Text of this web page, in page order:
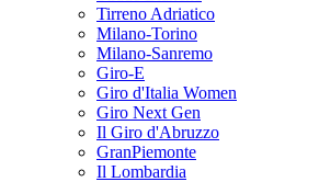
Tirreno Adriatico
Milano-Torino
Milano-Sanremo
Giro-E
Giro d'Italia Women
Giro Next Gen
Il Giro d'Abruzzo
GranPiemonte
Il Lombardia